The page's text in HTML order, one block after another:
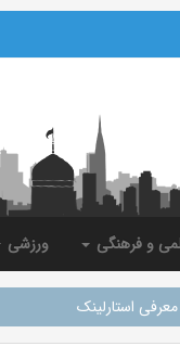
و فرهنگی ورزشی
استارلینک